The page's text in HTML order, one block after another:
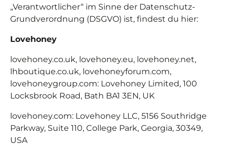
„Verantwortlicher“ im Sinne der Datenschutz-
Grundverordnung (DSGVO) ist, findest du hier:
Lovehoney
lovehoney.co.uk, lovehoney.eu, lovehoney.net,
lhboutique.co.uk, lovehoneyforum.com,
lovehoneygroup.com: Lovehoney Limited, 100
Locksbrook Road, Bath BA1 3EN, UK
lovehoney.com: Lovehoney LLC, 5156 Southridge
Parkway, Suite 110, College Park, Georgia, 30349,
USA